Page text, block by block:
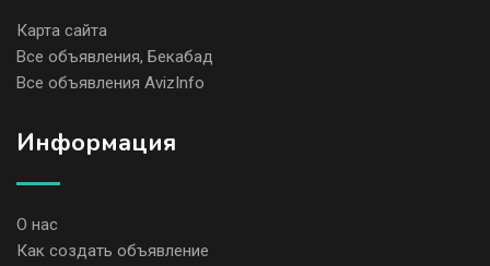
Карта сайта
Все объявления, Бекабад
Все объявления AvizInfo
Информация
О нас
Как создать объявление